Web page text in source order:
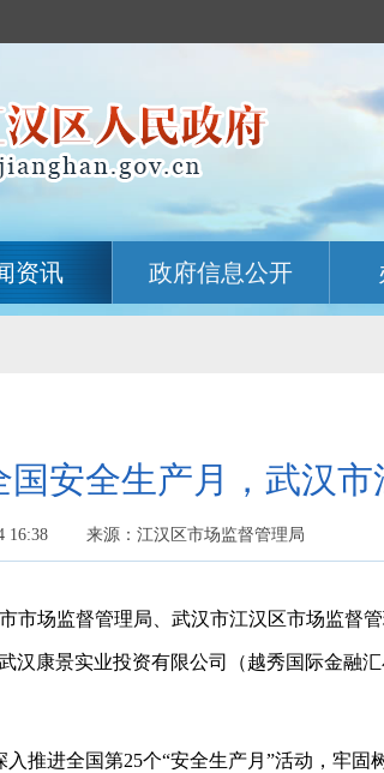
资讯 政府信息公开
国安全生产月，武汉
16:38 来源：江汉区市场监督管理局
市场监督管理局、武汉市江汉区市场监督
汉康景实业投资有限公司（越秀国际金融
入推进全国第25个“安全生产月”活动，牢